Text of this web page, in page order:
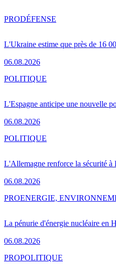
L'Ukraine estime que près de 16
06.08.2026
PRODÉFENSE
L'Espagne anticipe une nouvelle
06.08.2026
POLITIQUE
L'Allemagne renforce la sécurité à
06.08.2026
POLITIQUE
La pénurie d'énergie nucléaire en
06.08.2026
PROENERGIE,
PROPOLITIQUE